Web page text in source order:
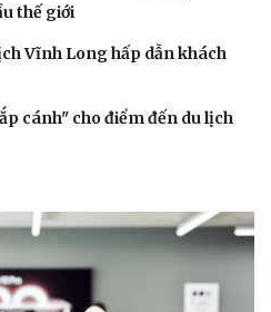
thế giới
Vĩnh Long hấp dẫn khách
cánh" cho điểm đến du lịch